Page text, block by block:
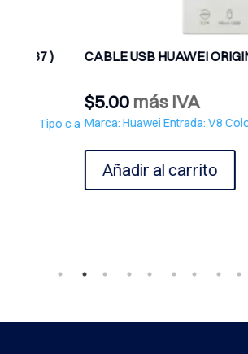
CABLE USB HUAWEI ORIGINAL V8
más IVA
Marca: Huawei Entrada: V8 Color: Blanco
Añadir al carrito